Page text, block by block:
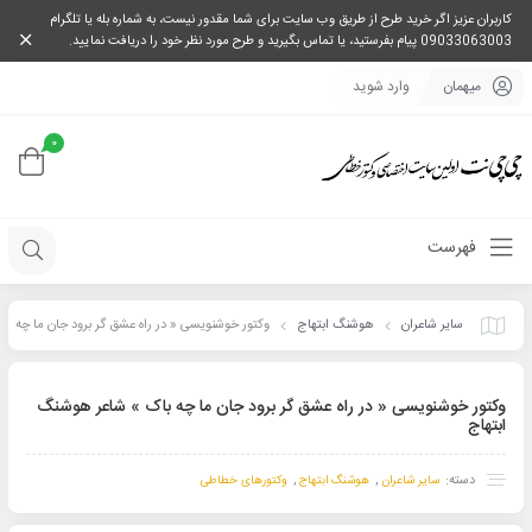
کاربران عزیز اگر خرید طرح از طریق وب سایت برای شما مقدور نیست، به شماره بله یا تلگرام
09033063003 پیام بفرستید، یا تماس بگیرید و طرح مورد نظر خود را دریافت نمایید.
میهمان وارد شوید
0
فهرست
سایر شاعران هوشنگ ابتهاج وکتور خوشنویسی « در راه عشق گر برود جان ما چه
وکتور خوشنویسی « در راه عشق گر برود جان ما چه باک » شاعر هوشنگ
ابتهاج
دسته: سایر شاعران, هوشنگ ابتهاج, وکتورهای خطاطی